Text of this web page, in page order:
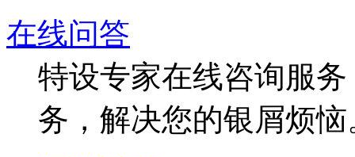
在线问答
特设专家在线咨询服
务，解决您的银屑烦恼